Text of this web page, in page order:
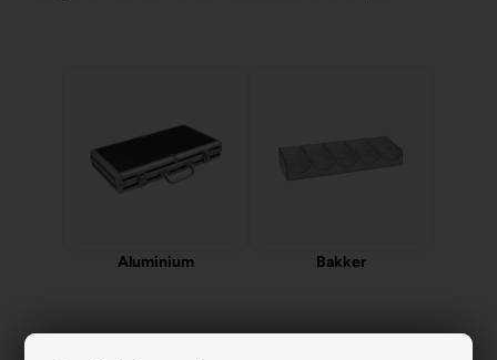
Aluminium Bakker